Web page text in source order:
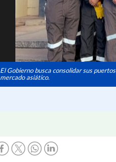
El Gobierno busca consolidar sus
mercado asiático.